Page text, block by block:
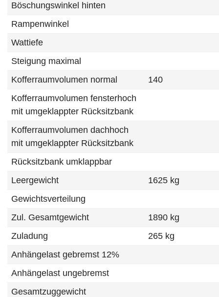
Böschungswinkel hinten
Rampenwinkel
Wattiefe
Steigung maximal
Kofferraumvolumen normal
140
Kofferraumvolumen fensterhoch
mit umgeklappter Rücksitzbank
Kofferraumvolumen dachhoch
mit umgeklappter Rücksitzbank
Rücksitzbank umklappbar
Leergewicht
1625 kg
Gewichtsverteilung
Zul. Gesamtgewicht
1890 kg
Zuladung
265 kg
Anhängelast gebremst 12%
Anhängelast ungebremst
Gesamtzuggewicht